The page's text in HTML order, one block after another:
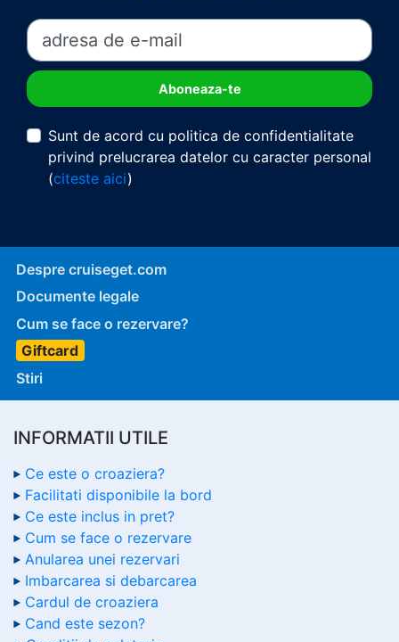
Sunt de acord cu politica de confidentialitate
privind prelucrarea datelor cu caracter personal
(citeste aici)
Despre cruiseget.com
Documente legale
Cum se face o rezervare?
Giftcard
Stiri
INFORMATII UTILE
Ce este o croaziera?
Facilitati disponibile la bord
Ce este inclus in pret?
Cum se face o rezervare
Anularea unei rezervari
Imbarcarea si debarcarea
Cardul de croaziera
Cand este sezon?